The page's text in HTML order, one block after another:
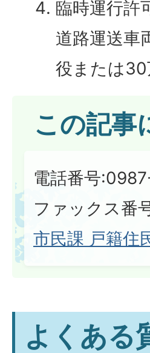
臨時運行許
道路運送車
役または30
この記事
電話番号
ファックス番
市民課 戸籍住
よくある